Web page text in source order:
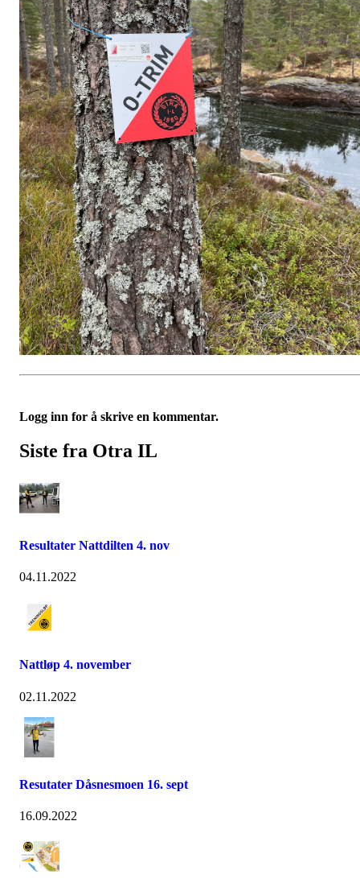
Logg inn for å skrive en kommentar.
Siste fra Otra IL
Resultater Nattdilten 4. nov
04.11.2022
Nattløp 4. november
02.11.2022
Resutater Dåsnesmoen 16. sept
16.09.2022